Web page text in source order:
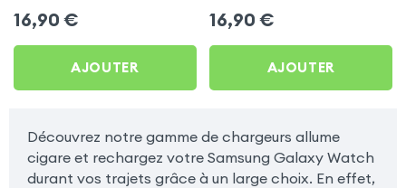
LinQ Noir pour Samsung
Galaxy Watch
16,90 €
AJOUTER
LinQ – Blanc pour
Samsung Galaxy Watch
16,90 €
AJOUTER
Découvrez notre gamme de chargeurs allume
cigare et rechargez votre Samsung Galaxy Watch
durant vos trajets grâce à un large choix. En effet,